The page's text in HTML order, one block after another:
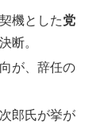
機とした党
断。
が、辞任の
郎氏が挙が